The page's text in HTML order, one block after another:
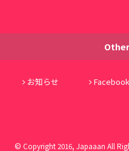
お知らせ
© Copyright 2016, Japaaan All